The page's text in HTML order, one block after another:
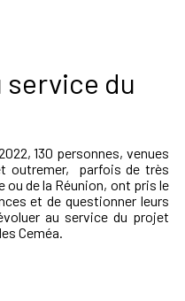
service du
130 personnes, venues
outremer, parfois de très
ou de la Réunion, ont pris le
et de questionner leurs
au service du projet
Ceméa.